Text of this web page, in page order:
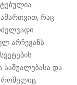
რაც
არჩევანს
საშუალებასა და
რომელიც